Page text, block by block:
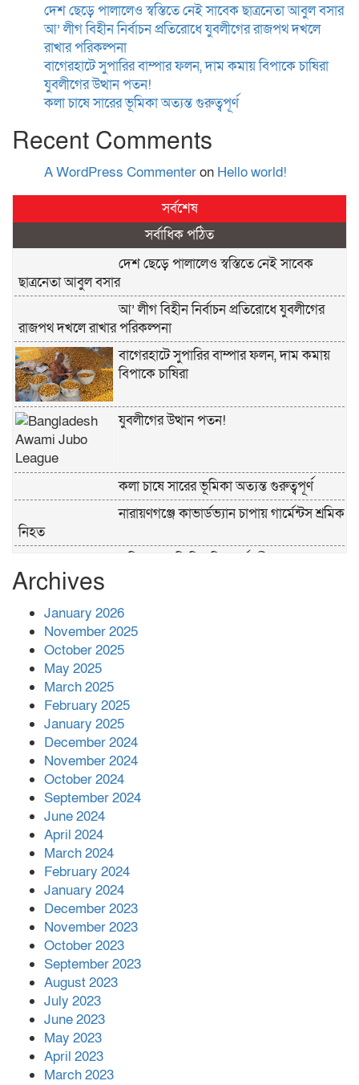
দেশ ছেড়ে পালালেও স্বস্তিতে নেই সাবেক ছাত্রনেতা আবুল বসার
আ’ লীগ বিহীন নির্বাচন প্রতিরোধে যুবলীগের রাজপথ দখলে
রাখার পরিকল্পনা
বাগেরহাটে সুপারির বাম্পার ফলন, দাম কমায় বিপাকে চাষিরা
যুবলীগের উত্থান পতন!
কলা চাষে সারের ভূমিকা অত্যন্ত গুরুত্বপূর্ণ
Recent Comments
A WordPress Commenteron Hello world!
সর্বশেষ
সর্বাধিক পঠিত
দেশ ছেড়ে পালালেও স্বস্তিতে নেই সাবেক
ছাত্রনেতা আবুল বসার
আ’ লীগ বিহীন নির্বাচন প্রতিরোধে যুবলীগের
রাজপথ দখলে রাখার পরিকল্পনা
বাগেরহাটে সুপারির বাম্পার ফলন, দাম কমায়
বিপাকে চাষিরা
যুবলীগের উত্থান পতন!
কলা চাষে সারের ভূমিকা অত্যন্ত গুরুত্বপূর্ণ
নারায়ণগঞ্জে কাভার্ডভ্যান চাপায় গার্মেন্টস শ্রমিক
নিহত
কী পারবে না
প্রশাসনের কর্তৃত্ব না থাকায় ধর্ষণ বেড়ে যাচ্ছে :
রিজভী
শহীদের রক্তের সঙ্গে বেইমানি হয় এমন কাজ
কেউ যেন না করি -জামায়াত আমির
Archives
January 2026
November 2025
October 2025
May 2025
March 2025
February 2025
January 2025
December 2024
November 2024
October 2024
September 2024
June 2024
April 2024
March 2024
February 2024
January 2024
December 2023
November 2023
October 2023
September 2023
August 2023
July 2023
June 2023
May 2023
April 2023
March 2023